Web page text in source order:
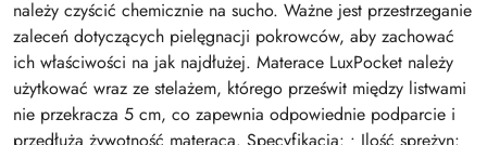
należy czyścić chemicznie na sucho. Ważne jest przestrzeganie
zaleceń dotyczących pielęgnacji pokrowców, aby zachować
ich właściwości na jak najdłużej. Materace LuxPocket należy
użytkować wraz ze stelażem, którego prześwit między listwami
nie przekracza 5 cm, co zapewnia odpowiednie podparcie i
przedłuża żywotność materaca. Specyfikacja: • Ilość sprężyn: